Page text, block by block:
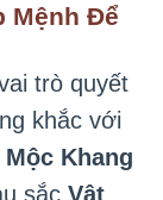
Mệnh Để
trò quyết
khắc với
Mộc Khang
sắc Vật